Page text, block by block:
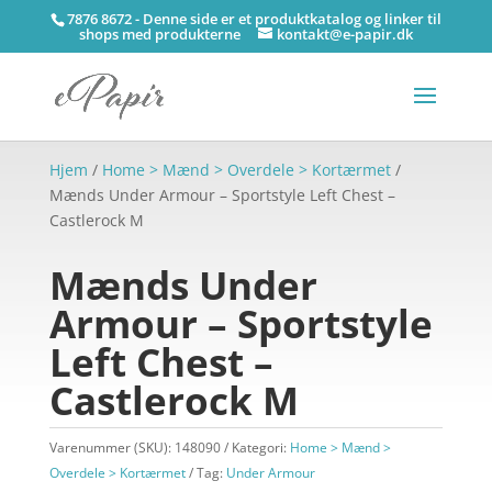
7876 8672 - Denne side er et produktkatalog og linker til
shops med produkterne kontakt@e-papir.dk
Hjem / Home > Mænd > Overdele > Kortærmet/
Mænds Under Armour – Sportstyle Left Chest –
Castlerock M
Mænds Under
Armour – Sportstyle
Left Chest –
Castlerock M
Varenummer (SKU): 148090 Kategori: Home > Mænd >
Overdele > Kortærmet
Tag: Under Armour